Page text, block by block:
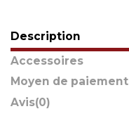
Description
Accessoires
Moyen de paiement
Avis(0)